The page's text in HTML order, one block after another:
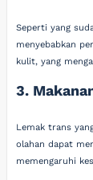
Seperti yang
menyebabkan
kulit, yang
3.
Lemak trans
olahan dapat
memengaruhi